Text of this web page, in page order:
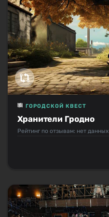
Хранители Гродно
ГОРОДСКОЙ КВЕСТ
Рейтинг по отзывам: нет данных